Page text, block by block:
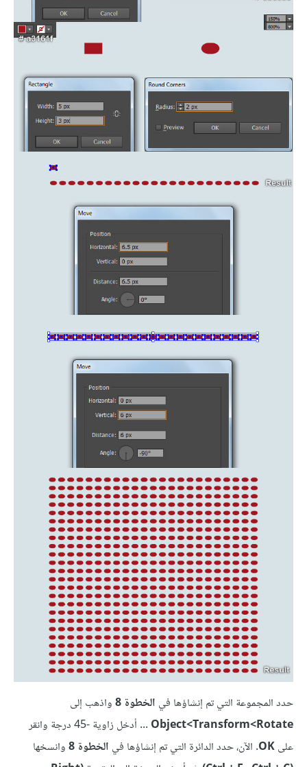
حدد المجموعة التي تم إنشاؤها في الخطوة 8
واذهب إلى
Rotate‏>Transform‏>Object
... أدخل زاوية -45 درجة وانقر
علىOK. الآن، حدد الدائرة التي تم إنشاؤها في الخطوة 8
وانسخها